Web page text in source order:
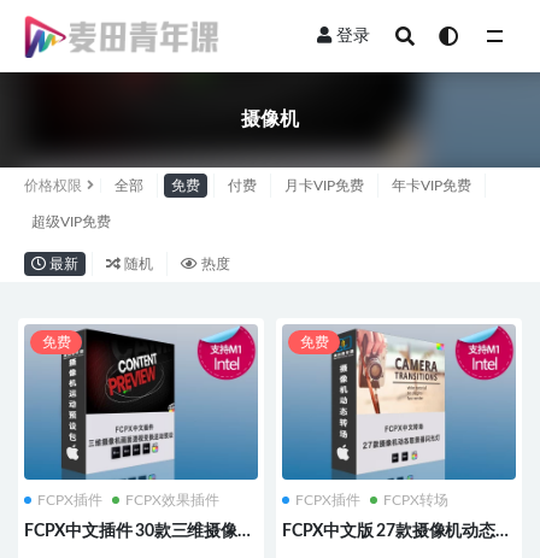
登录
摄像机
价格权限 全部 免费 付费 月卡VIP免费 年卡VIP免费
超级VIP免费
最新 随机 热度
免费
FCPX插件 FCPX效果插件
FCPX中文插件 30款三维摄像机
免费
FCPX插件 FCPX转场
FCPX中文版 27款摄像机动态取